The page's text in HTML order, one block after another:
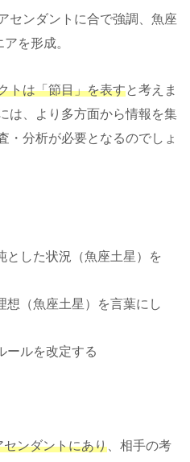
センダントに合で強調、魚座
を形成。
トは「節目」を表すと考えま
は、より多方面から情報を集
・分析が必要となるのでしょ
とした状況（魚座土星）を
想（魚座土星）を言葉にし
ールを改定する
ンダントにあり 、相手の考